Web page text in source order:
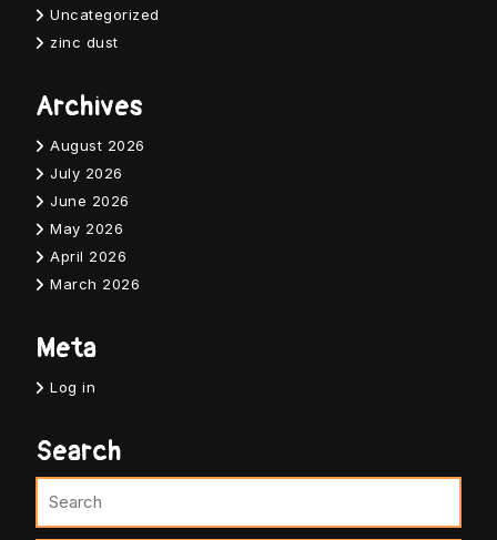
Uncategorized
zinc dust
Archives
August 2026
July 2026
June 2026
May 2026
April 2026
March 2026
Meta
Log in
Search